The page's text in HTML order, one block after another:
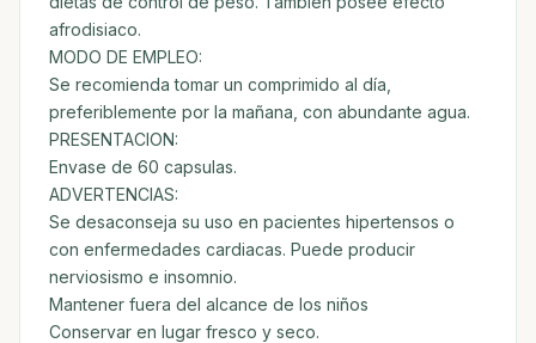
afrodisiaco.
MODO DE EMPLEO:
Se recomienda tomar un comprimido al día,
preferiblemente por la mañana, con abundante agua.
PRESENTACION:
Envase de 60 capsulas.
ADVERTENCIAS:
Se desaconseja su uso en pacientes hipertensos o
con enfermedades cardiacas. Puede producir
nerviosismo e insomnio.
Mantener fuera del alcance de los niños
Conservar en lugar fresco y seco.